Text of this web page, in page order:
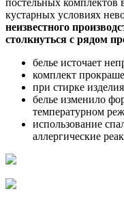
кустарных условиях
неизвестного
столкнуться с рядом
белье источает
комплект
при стирке
белье изменило
температурном
использование
аллергические